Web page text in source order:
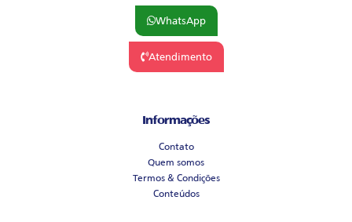
WhatsApp
Atendimento
Informações
Contato
Quem somos
Termos & Condições
Conteúdos